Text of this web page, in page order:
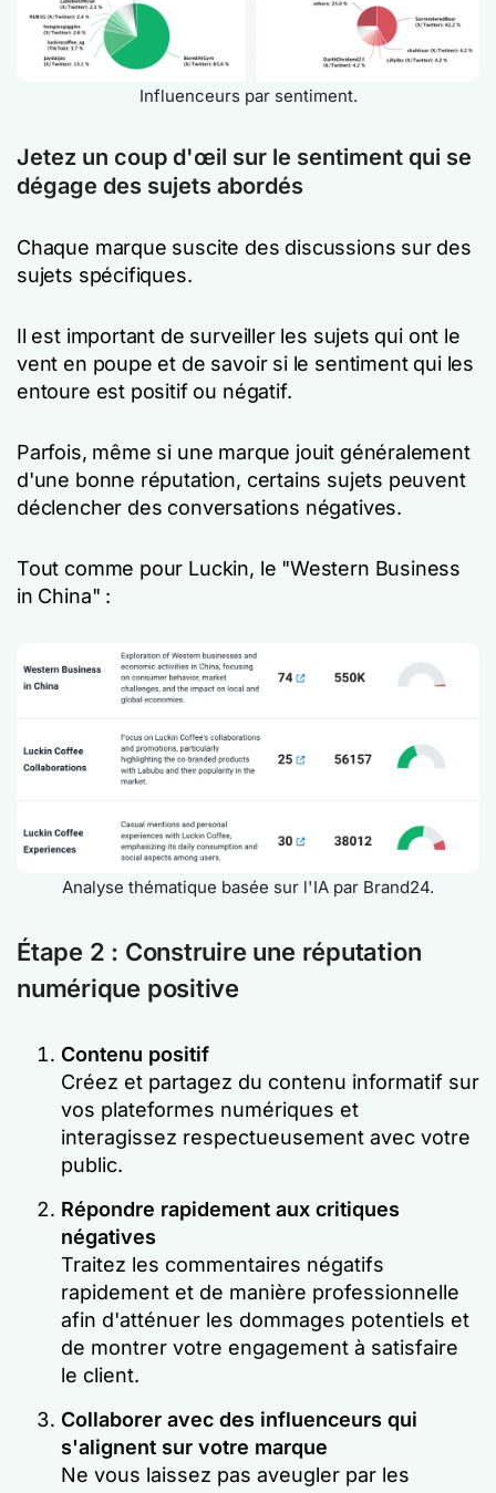
Influenceurs par sentiment.
Jetez un coup d'œil sur le sentiment qui se
dégage des sujets abordés
Chaque marque suscite des discussions sur des
sujets spécifiques.
Il est important de surveiller les sujets qui ont le
vent en poupe et de savoir si le sentiment qui les
entoure est positif ou négatif.
Parfois, même si une marque jouit généralement
d'une bonne réputation, certains sujets peuvent
déclencher des conversations négatives.
Tout comme pour Luckin, le "Western Business
in China" :
Analyse thématique basée sur l'IA par Brand24.
Étape 2 : Construire une réputation
numérique positive
Contenu positif
Créez et partagez du contenu informatif sur
vos plateformes numériques et
interagissez respectueusement avec votre
public.
Répondre rapidement aux critiques
négatives
Traitez les commentaires négatifs
rapidement et de manière professionnelle
afin d'atténuer les dommages potentiels et
de montrer votre engagement à satisfaire
le client.
Collaborer avec des influenceurs qui
s'alignent sur votre marque
Ne vous laissez pas aveugler par les